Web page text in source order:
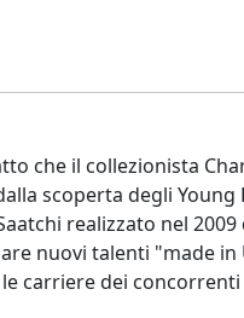
che il collezionista
scoperta degli
realizzato nel
nuovi talenti "made
carriere dei